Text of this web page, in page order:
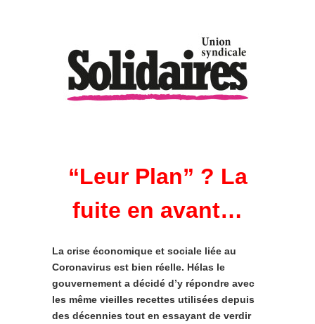
“Leur Plan” ? La
fuite en avant…
La crise économique et sociale liée au
Coronavirus est bien réelle. Hélas le
gouvernement a décidé d’y répondre avec
les même vieilles recettes utilisées depuis
des décennies tout en essayant de verdir